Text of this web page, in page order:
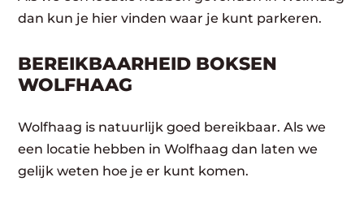
dan kun je hier vinden waar je kunt parkeren.
BEREIKBAARHEID BOKSEN
WOLFHAAG
Wolfhaag is natuurlijk goed bereikbaar. Als we
een locatie hebben in Wolfhaag dan laten we
gelijk weten hoe je er kunt komen.